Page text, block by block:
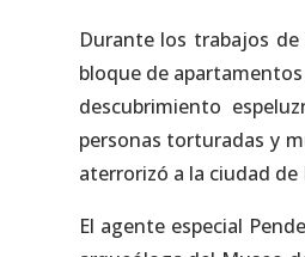
Durante los trabajos
bloque de
descubrimiento
personas torturadas y
aterrorizó a la ciudad de
El agente especial